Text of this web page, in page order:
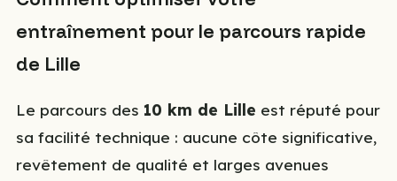
entraînement pour le parcours rapide
de Lille
Le parcours des 10 km de Lille est réputé pour
sa facilité technique : aucune côte significative,
revêtement de qualité et larges avenues